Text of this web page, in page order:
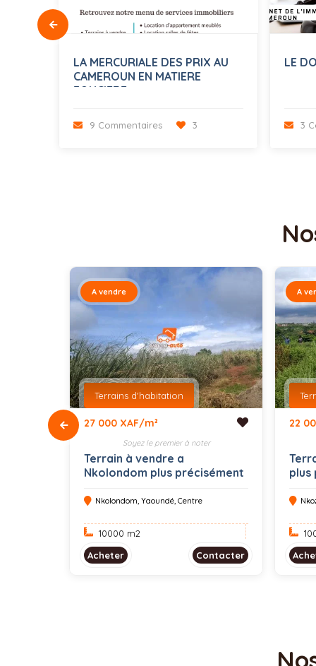
LA MERCURIALE DES PRIX AU
CAMEROUN EN MATIERE
FONCIERE
9 Commentaires 3
LE
3
A vendre
Terrains d'habitation
27 000 XAF/m²
Soyez le premier à noter
Terrain à vendre a
Nkolondom plus précisément
Nkolondom, Yaoundé, Centre
10000 m2
Acheter
Contacter
A
22
plus